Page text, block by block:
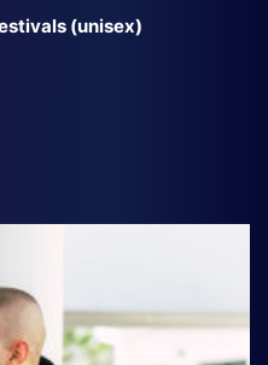
(unisex)